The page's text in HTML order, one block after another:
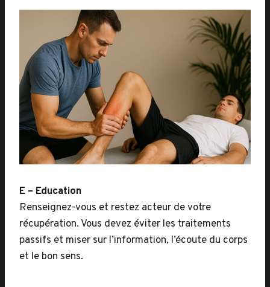
E – Education
Renseignez-vous et restez acteur de votre
récupération. Vous devez éviter les traitements
passifs et miser sur l’information, l’écoute du corps
et le bon sens.